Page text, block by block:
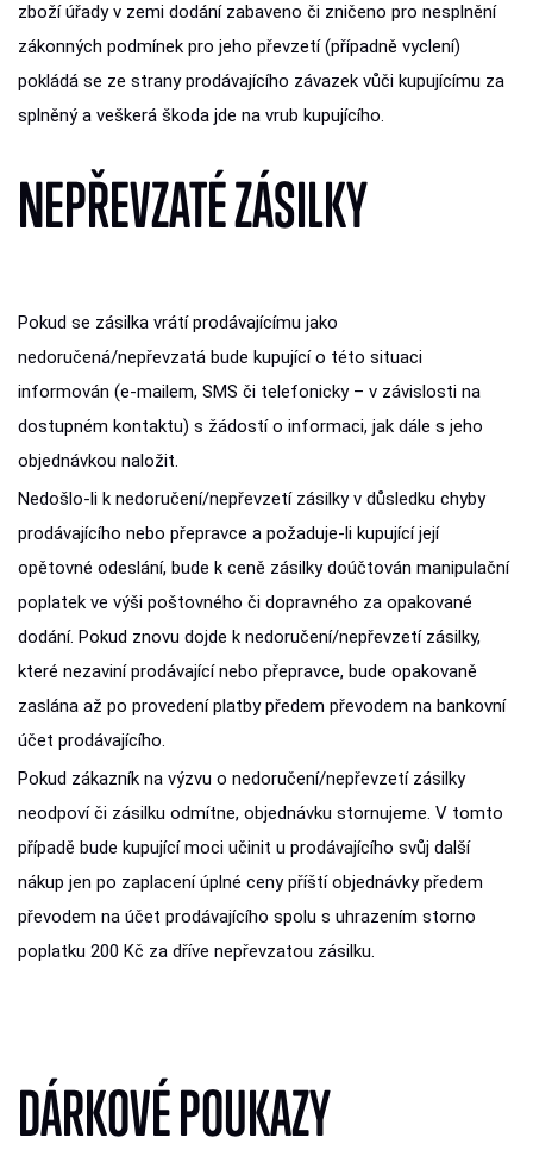
zboží úřady v zemi dodání zabaveno či zničeno pro nesplnění
zákonných podmínek pro jeho převzetí (případně vyclení)
pokládá se ze strany prodávajícího závazek vůči kupujícímu za
splněný a veškerá škoda jde na vrub kupujícího.
NEPŘEVZATÉ ZÁSILKY
Pokud se zásilka vrátí prodávajícímu jako
nedoručená/nepřevzatá bude kupující o této situaci
informován (e-mailem, SMS či telefonicky – v závislosti na
dostupném kontaktu) s žádostí o informaci, jak dále s jeho
objednávkou naložit.
Nedošlo-li k nedoručení/nepřevzetí zásilky v důsledku chyby
prodávajícího nebo přepravce a požaduje-li kupující její
opětovné odeslání, bude k ceně zásilky doúčtován manipulační
poplatek ve výši poštovného či dopravného za opakované
dodání. Pokud znovu dojde k nedoručení/nepřevzetí zásilky,
které nezaviní prodávající nebo přepravce, bude opakovaně
zaslána až po provedení platby předem převodem na bankovní
účet prodávajícího.
Pokud zákazník na výzvu o nedoručení/nepřevzetí zásilky
neodpoví či zásilku odmítne, objednávku stornujeme. V tomto
případě bude kupující moci učinit u prodávajícího svůj další
nákup jen po zaplacení úplné ceny příští objednávky předem
převodem na účet prodávajícího spolu s uhrazením storno
poplatku 200 Kč za dříve nepřevzatou zásilku.
DÁRKOVÉ POUKAZY